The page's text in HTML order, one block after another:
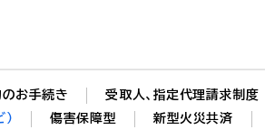
のお手続き
受取人、指定代理請求制度
傷害保障型
新型火災共済